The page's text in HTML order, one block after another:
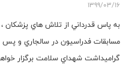
1399/03/16
به پاس قدرداني از تلاش هاي پزشكان
مسابقات فدراسيون در سالجاري و پس
گراميداشت شهداي سلامت برگزار